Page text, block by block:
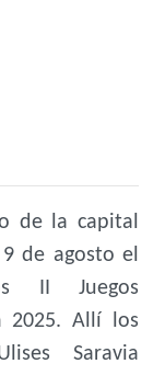
de la capital
de agosto el
II Juegos
2025. Allí los
Saravia